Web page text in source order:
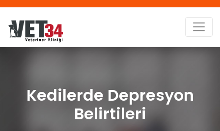
Kedilerde Depresyon
Belirtileri